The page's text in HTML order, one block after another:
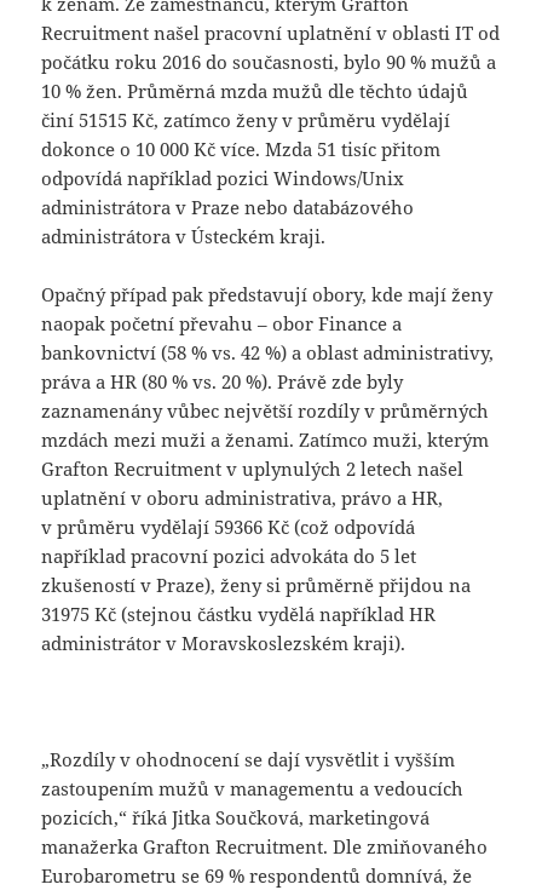
Recruitment našel pracovní uplatnění v oblasti IT od
počátku roku 2016 do současnosti, bylo 90 % mužů a
10 % žen. Průměrná mzda mužů dle těchto údajů
činí 51515 Kč, zatímco ženy v průměru vydělají
dokonce o 10 000 Kč více. Mzda 51 tisíc přitom
odpovídá například pozici Windows/Unix
administrátora v Praze nebo databázového
administrátora v Ústeckém kraji.
Opačný případ pak představují obory, kde mají ženy
naopak početní převahu – obor Finance a
bankovnictví (58 % vs. 42 %) a oblast administrativy,
práva a HR (80 % vs. 20 %). Právě zde byly
zaznamenány vůbec největší rozdíly v průměrných
mzdách mezi muži a ženami. Zatímco muži, kterým
Grafton Recruitment v uplynulých 2 letech našel
uplatnění v oboru administrativa, právo a HR,
v průměru vydělají 59366 Kč (což odpovídá
například pracovní pozici advokáta do 5 let
zkušeností v Praze), ženy si průměrně přijdou na
31975 Kč (stejnou částku vydělá například HR
administrátor v Moravskoslezském kraji).
„Rozdíly v ohodnocení se dají vysvětlit i vyšším
zastoupením mužů v managementu a vedoucích
pozicích,“ říká Jitka Součková, marketingová
manažerka Grafton Recruitment. Dle zmiňovaného
Eurobarometru se 69 % respondentů domnívá, že